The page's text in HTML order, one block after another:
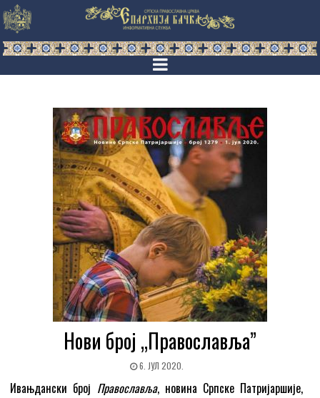
Нови број „Православља”
6. ЈУЛ 2020.
Ивањдански број Православља, новина Српске Патријаршије,